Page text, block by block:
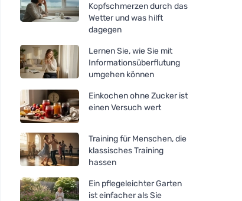
Kopfschmerzen durch das
Wetter und was hilft
dagegen
Lernen Sie, wie Sie mit
Informationsüberflutung
umgehen können
Einkochen ohne Zucker ist
einen Versuch wert
Training für Menschen, die
klassisches Training
hassen
Ein pflegeleichter Garten
ist einfacher als Sie